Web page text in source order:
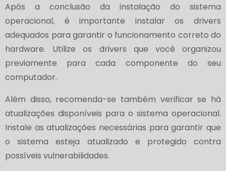
Após a conclusão da instalação do sistema
operacional, é importante instalar os drivers
adequados para garantir o funcionamento correto do
hardware. Utilize os drivers que você organizou
previamente para cada componente do seu
computador.
Além disso, recomenda-se também verificar se há
atualizações disponíveis para o sistema operacional.
Instale as atualizações necessárias para garantir que
o sistema esteja atualizado e protegido contra
possíveis vulnerabilidades.